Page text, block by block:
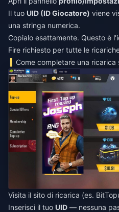
Il tuo UID (ID Giocatore) viene
una stringa numerica.
Copialo esattamente. Questo è
Fire richiesto per tutte le
Come completare una
Visita il sito di ricarica (es.
Inserisci il tuo UID — nessuna